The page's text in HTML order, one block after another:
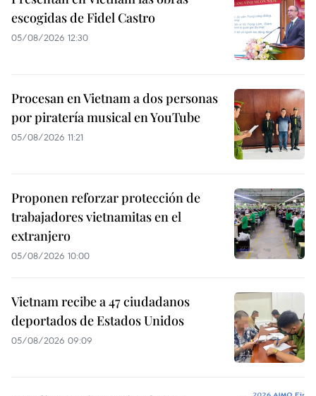
escogidas de Fidel Castro
05/08/2026 12:30
Procesan en Vietnam a dos personas
por piratería musical en YouTube
05/08/2026 11:21
Proponen reforzar protección de
trabajadores vietnamitas en el
extranjero
05/08/2026 10:00
Vietnam recibe a 47 ciudadanos
deportados de Estados Unidos
05/08/2026 09:09